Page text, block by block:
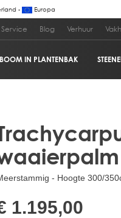
- Europa
Service Blog Verhuur
IN PLANTENBAK
- Hoogte 300/
1.195,00